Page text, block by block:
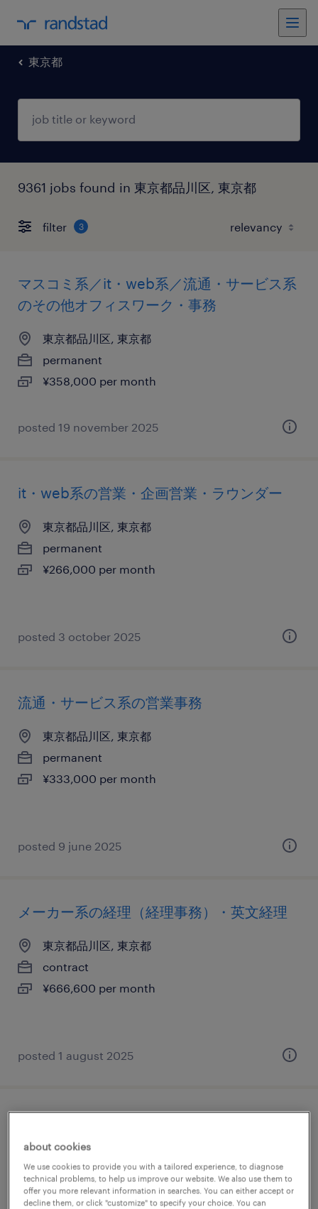
東京都
9361 jobs found in 東京都品川区, 東京都
filter 3
マスコミ系／it・web系／流通・サービス系
のその他オフィスワーク・事務
東京都品川区, 東京都
permanent
¥358,000 per month
posted 19 november 2025
it・web系の営業・企画営業・ラウンダー
東京都品川区, 東京都
permanent
¥266,000 per month
posted 3 october 2025
流通・サービス系の営業事務
東京都品川区, 東京都
permanent
¥333,000 per month
posted 9 june 2025
メーカー系の経理（経理事務）・英文経理
東京都品川区, 東京都
contract
¥666,600 per month
posted 1 august 2025
東京都品川区, 東京都
permanent
¥416,000 per month
about cookies
We use cookies to provide you with a tailored experience, to diagnose
technical problems, to help us improve our website. We also use them to
offer you more relevant information in searches. You can either accept or
decline them, or click "customize" to specify your choice. You can